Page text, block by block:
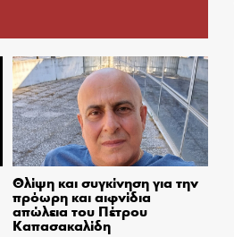
Θλίψη και συγκίνηση για την
πρόωρη και αιφνίδια
απώλεια του Πέτρου
Καπασακαλίδη